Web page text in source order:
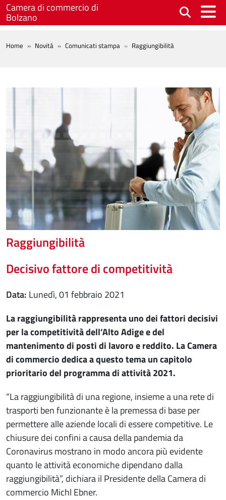
Salta al contenuto principale
Camera di commercio di
Bolzano
BREADCRUMB
Home Novità Comunicati stampa Raggiungibilità
Raggiungibilità
Decisivo fattore di competitività
Data
lunedì, 01 febbraio 2021
La raggiungibilità rappresenta uno dei fattori decisivi
per la competitività dell’Alto Adige e del
mantenimento di posti di lavoro e reddito. La Camera
di commercio dedica a questo tema un capitolo
prioritario del programma di attività 2021.
“La raggiungibilità di una regione, insieme a una rete di
trasporti ben funzionante è la premessa di base per
permettere alle aziende locali di essere competitive. Le
chiusure dei confini a causa della pandemia da
Coronavirus mostrano in modo ancora più evidente
quanto le attività economiche dipendano dalla
raggiungibilità”, dichiara il Presidente della Camera di
commercio Michl Ebner.